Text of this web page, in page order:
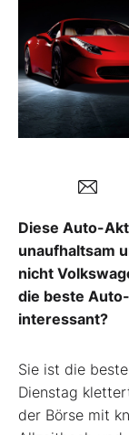
Mein B:O
Mein
Diese Auto-
unaufhaltsam
nicht
die beste
interessant?
Sie ist die
Dienstag
der Börse mit